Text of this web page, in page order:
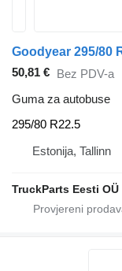
50,81 € Bez PDV-a
Guma za autobuse
295/80 R22.5
Estonija, Tallinn
TruckParts Eesti OÜ